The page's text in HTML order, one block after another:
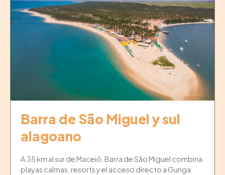
Barra de São Miguel y sul
alagoano
A 35 km al sur de Maceió, Barra de São Miguel combina
playas calmas, resorts y el acceso directo a Gunga.